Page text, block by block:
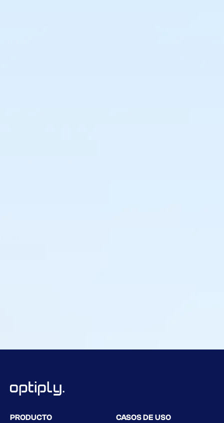
PRODUCTO CASOS DE USO